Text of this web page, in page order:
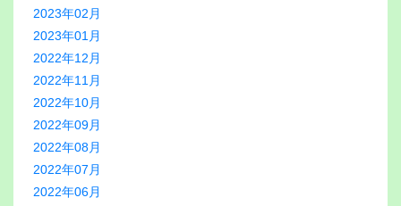
2023年02月
2023年01月
2022年12月
2022年11月
2022年10月
2022年09月
2022年08月
2022年07月
2022年06月